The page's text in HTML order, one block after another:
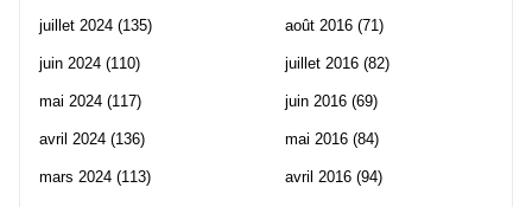
juillet 2024 (135)
juin 2024 (110)
mai 2024 (117)
avril 2024 (136)
mars 2024 (113)
août 2016 (71)
juillet 2016 (82)
juin 2016 (69)
mai 2016 (84)
avril 2016 (94)